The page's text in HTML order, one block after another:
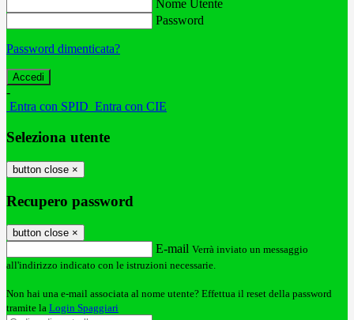
Nome Utente
Password
Password dimenticata?
-
Entra con SPID Entra con CIE
Seleziona utente
button close ×
Recupero password
button close ×
E-mail Verrà inviato un messaggio
all'indirizzo indicato con le istruzioni necessarie.
Non hai una e-mail associata al nome utente? Effettua il reset della password
tramite la Login Spaggiari